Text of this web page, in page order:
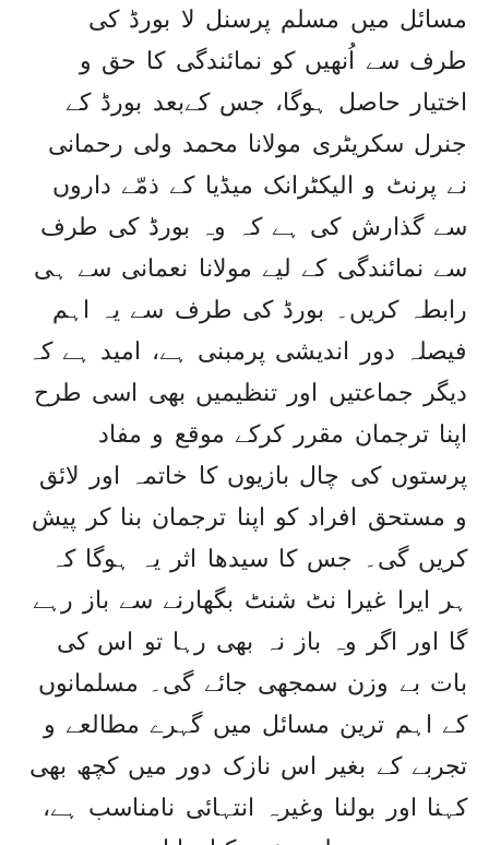
مسائل میں مسلم پرسنل لا بورڈ کی
طرف سے اُنھیں کو نمائندگی کا حق و
اختیار حاصل ہوگا، جس کےبعد بورڈ کے
جنرل سکریٹری مولانا محمد ولی رحمانی
نے پرنٹ و الیکٹرانک میڈیا کے ذمّے داروں
سے گذارش کی ہے کہ وہ بورڈ کی طرف
سے نمائندگی کے لیے مولانا نعمانی سے ہی
رابطہ کریں۔ بورڈ کی طرف سے یہ اہم
فیصلہ دور اندیشی پرمبنی ہے، امید ہے کہ
دیگر جماعتیں اور تنظیمیں بھی اسی طرح
اپنا ترجمان مقرر کرکے موقع و مفاد
پرستوں کی چال بازیوں کا خاتمہ اور لائق
و مستحق افراد کو اپنا ترجمان بنا کر پیش
کریں گی۔ جس کا سیدھا اثر یہ ہوگا کہ
ہر ایرا غیرا نٹ شنٹ بگھارنے سے باز رہے
گا اور اگر وہ باز نہ بھی رہا تو اس کی
بات بے وزن سمجھی جائے گی۔ مسلمانوں
کے اہم ترین مسائل میں گہرے مطالعے و
تجربے کے بغیر اس نازک دور میں کچھ بھی
کہنا اور بولنا وغیرہ انتہائی نامناسب ہے،